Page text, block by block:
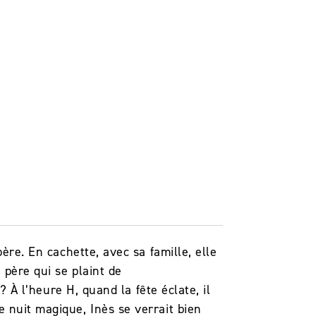
En cachette, avec sa famille, elle
qui se plaint de
À l’heure H, quand la fête éclate, il
nuit magique, Inès se verrait bien